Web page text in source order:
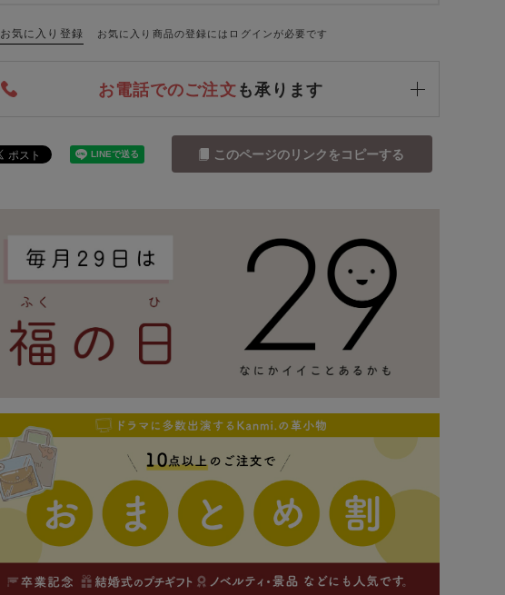
お気に入り登録 お気に入り商品の登録にはログインが必要です
お電話でのご注文も承ります
このページのリンクをコピーする